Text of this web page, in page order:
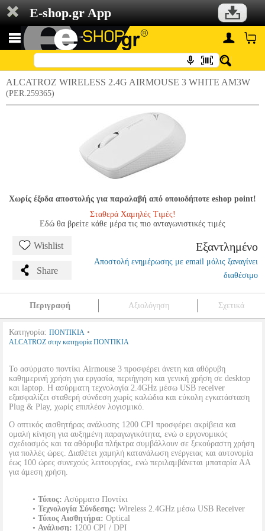
E-shop.gr App
ALCATROZ WIRELESS 2.4G AIRMOUSE 3 WHITE AM3W
(PER.259365)
Χωρίς έξοδα αποστολής για παραλαβή από οποιοδήποτε eshop point!
Σταθερά Χαμηλές Τιμές!
Εδώ θα βρείτε κάθε μέρα τις πιο ανταγωνιστικές τιμές
Wishlist
Share
Εξαντλημένο
Αποστολή ενημέρωσης με email μόλις ξαναγίνει
διαθέσιμο
Περιγραφή Αξιολόγηση Σχετικά
Κατηγορία: ΠΟΝΤΙΚΙΑ •
ALCATROZ στην κατηγορία ΠΟΝΤΙΚΙΑ
Το ασύρματο ποντίκι Airmouse 3 προσφέρει άνετη και αθόρυβη
καθημερινή χρήση για εργασία, περιήγηση και γενική χρήση σε desktop
και laptop. Η ασύρματη τεχνολογία 2.4GHz μέσω USB receiver
εξασφαλίζει σταθερή σύνδεση χωρίς καλώδια και εύκολη εγκατάσταση
Plug & Play, χωρίς επιπλέον λογισμικό.
Ο οπτικός αισθητήρας ανάλυσης 1200 CPI προσφέρει ακρίβεια και
ομαλή κίνηση για αυξημένη παραγωγικότητα, ενώ ο εργονομικός
σχεδιασμός και τα αθόρυβα πλήκτρα συμβάλλουν σε ξεκούραστη χρήση
για πολλές ώρες. Διαθέτει χαμηλή κατανάλωση ενέργειας και αυτονομία
έως 100 ώρες συνεχούς λειτουργίας, ενώ περιλαμβάνεται μπαταρία AA
για άμεση χρήση.
• Τύπος: Ασύρματο Ποντίκι
• Τεχνολογία Σύνδεσης: Wireless 2.4GHz μέσω USB Receiver
• Τύπος Αισθητήρα: Optical
• Ανάλυση: 1200 CPI / DPI